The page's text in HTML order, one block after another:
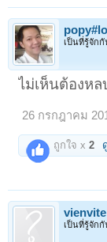
เป็นที่รู้จัก
ไม่เห็นต้องห
26 กรกฎาคม
ถูกใจ x2
vienvite
เป็นที่รู้จัก